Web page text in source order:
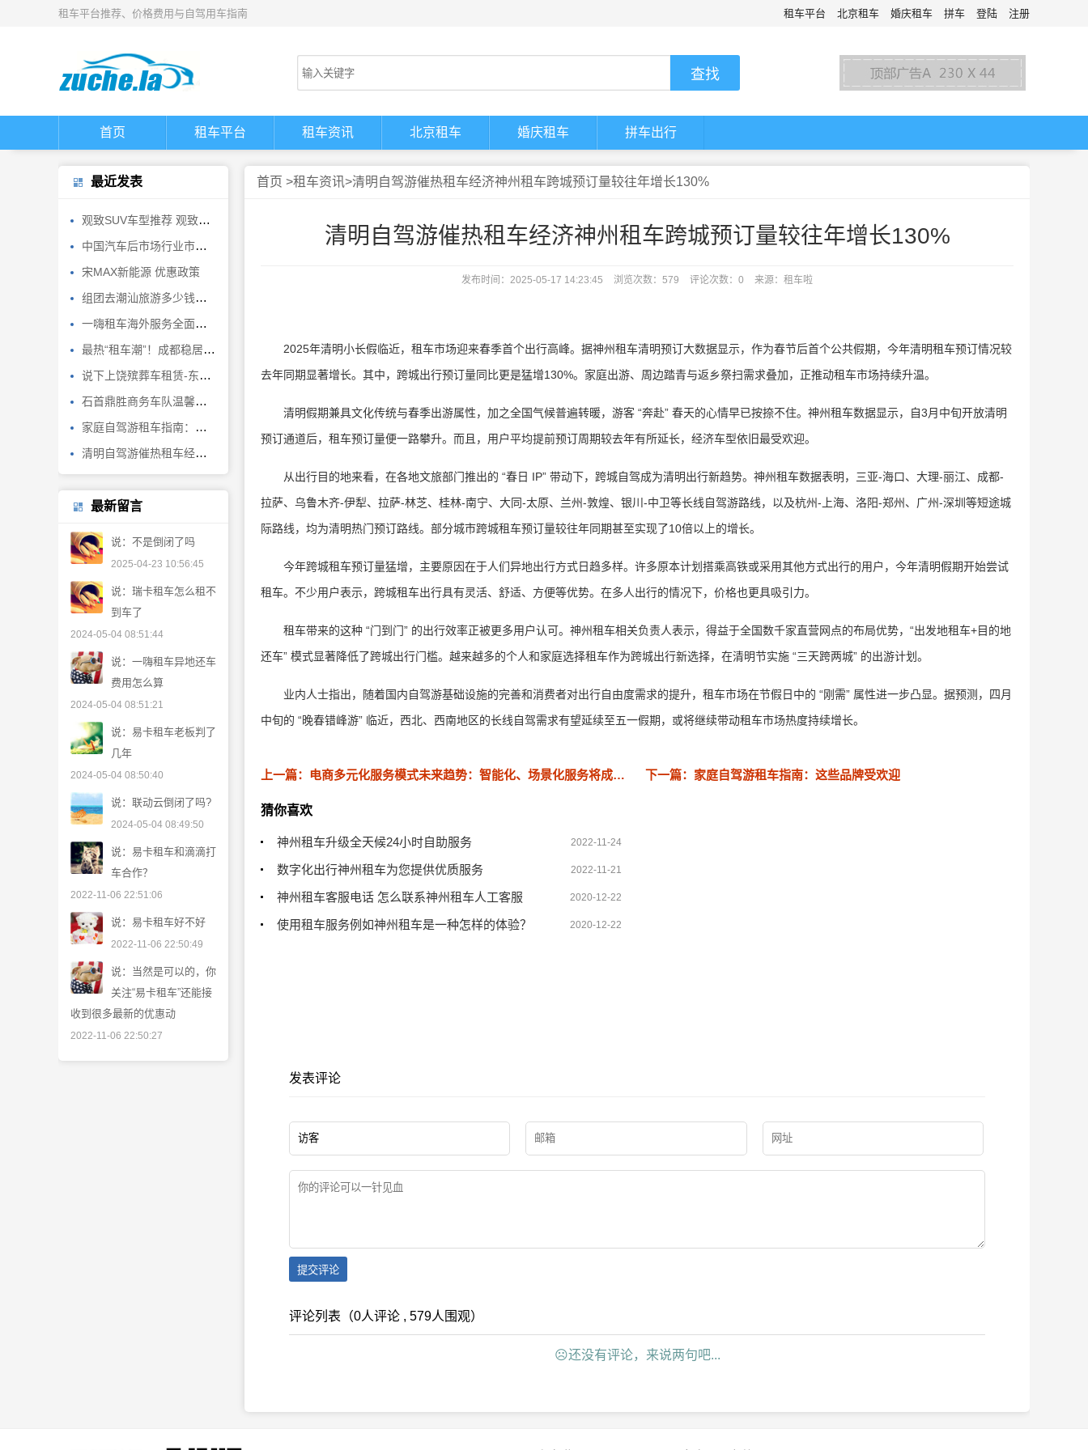
租车平台推荐、价格费用与自驾用车指南 租车平台 北京租车 婚庆租车 拼车 登陆 注册
首页 租车平台 租车资讯 北京租车 婚庆租车 拼车出行
首页 >租车资讯>清明自驾游催热租车经济神州租车跨城预订量较往年增长130%
清明自驾游催热租车经济神州租车跨城预订量较往年增长130%
发布时间：2025-05-17 14:23:45 浏览次数：579 评论次数：0 来源：租车啦
2025年清明小长假临近，租车市场迎来春季首个出行高峰。据神州租车清明预订大数据显示，作为春节后首个公共假期，今年清明租车预订情况较
去年同期显著增长。其中，跨城出行预订量同比更是猛增130%。家庭出游、周边踏青与返乡祭扫需求叠加，正推动租车市场持续升温。
清明假期兼具文化传统与春季出游属性，加之全国气候普遍转暖，游客 “奔赴” 春天的心情早已按捺不住。神州租车数据显示，自3月中旬开放清明
预订通道后，租车预订量便一路攀升。而且，用户平均提前预订周期较去年有所延长，经济车型依旧最受欢迎。
从出行目的地来看，在各地文旅部门推出的 “春日 IP” 带动下，跨城自驾成为清明出行新趋势。神州租车数据表明，三亚-海口、大理-丽江、成都-
拉萨、乌鲁木齐-伊犁、拉萨-林芝、桂林-南宁、大同-太原、兰州-敦煌、银川-中卫等长线自驾游路线，以及杭州-上海、洛阳-郑州、广州-深圳等短途城
际路线，均为清明热门预订路线。部分城市跨城租车预订量较往年同期甚至实现了10倍以上的增长。
今年跨城租车预订量猛增，主要原因在于人们异地出行方式日趋多样。许多原本计划搭乘高铁或采用其他方式出行的用户，今年清明假期开始尝试
租车。不少用户表示，跨城租车出行具有灵活、舒适、方便等优势。在多人出行的情况下，价格也更具吸引力。
租车带来的这种 “门到门” 的出行效率正被更多用户认可。神州租车相关负责人表示，得益于全国数千家直营网点的布局优势，“出发地租车+目的地
还车” 模式显著降低了跨城出行门槛。越来越多的个人和家庭选择租车作为跨城出行新选择，在清明节实施 “三天跨两城” 的出游计划。
业内人士指出，随着国内自驾游基础设施的完善和消费者对出行自由度需求的提升，租车市场在节假日中的 “刚需” 属性进一步凸显。据预测，四月
中旬的 “晚春错峰游” 临近，西北、西南地区的长线自驾需求有望延续至五一假期，或将继续带动租车市场热度持续增长。
上一篇：电商多元化服务模式未来趋势：智能化、场景化服务将成主流 下一篇：家庭自驾游租车指南：这些品牌受欢迎
猜你喜欢
2022-11-24
神州租车升级全天候24小时自助服务
2022-11-21
数字化出行神州租车为您提供优质服务
2020-12-22
神州租车客服电话 怎么联系神州租车人工客服
2020-12-22
使用租车服务例如神州租车是一种怎样的体验？
发表评论
提交评论
评论列表（0人评论 , 579人围观）
☹还没有评论，来说两句吧...
最近发表
观致SUV车型推荐 观致5外观饱满内饰简洁
中国汽车后市场行业市场前瞻与投资战略规划分析报告
宋MAX新能源 优惠政策
组团去潮汕旅游多少钱潮汕四日游报团行程来潮汕旅游避坑避雷
一嗨租车海外服务全面焕新 轻松自驾畅游全球
最热“租车潮”！成都稳居客流TOP10城市
说下上饶殡葬车租赁-东莞遗体长途转运
石首鼎胜商务车队温馨提示：冰雪天气注意出行安全！
家庭自驾游租车指南：这些品牌受欢迎
清明自驾游催热租车经济神州租车跨城预订量较往年增长130%
最新留言
说：不是倒闭了吗
2025-04-23 10:56:45
说：瑞卡租车怎么租不
到车了
2024-05-04 08:51:44
说：一嗨租车异地还车
费用怎么算
2024-05-04 08:51:21
说：易卡租车老板判了
几年
2024-05-04 08:50:40
说：联动云倒闭了吗?
2024-05-04 08:49:50
说：易卡租车和滴滴打
车合作？
2022-11-06 22:51:06
说：易卡租车好不好
2022-11-06 22:50:49
说：当然是可以的，你
关注“易卡租车”还能接
收到很多最新的优惠动
2022-11-06 22:50:27